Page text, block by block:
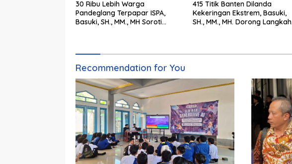
30 Ribu Lebih Warga
Pandeglang Terpapar ISPA,
Basuki, SH., MM., MH Soroti
415 Titik Banten Dilanda
Kekeringan Ekstrem, Basuki,
SH., MM., MH. Dorong Langkah
Recommendation for You